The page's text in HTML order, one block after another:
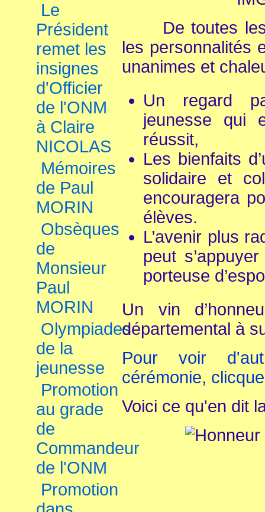
Le
Président
remet les
insignes
d'Officier
de l'ONM
à Claire
NICOLAS
Mémoires
de Paul
MORIN
Obsèques
de
Monsieur
Paul
MORIN
Olympiades
de la
jeunesse
Promotion
au grade
de
Commandeur
de l'ONM
Promotion
De toutes les
les personnalités
unanimes et
Un regard
jeunesse qui
réussit,
Les bienfaits
solidaire et
encouragera
élèves.
L’avenir plus
peut
porteuse
Un vin
départemental à
Pour voir
cérémonie,
Voici ce qu'en dit